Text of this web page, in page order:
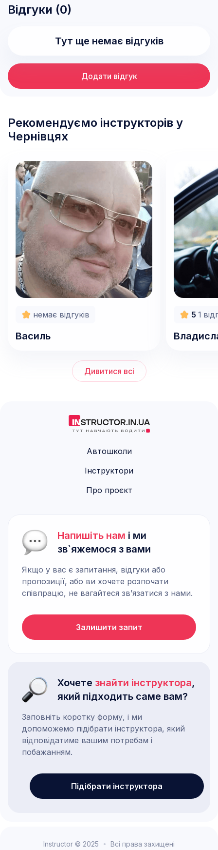
Відгуки (0)
Тут ще немає відгуків
Додати відгук
Рекомендуємо інструкторів у
Чернівцях
немає відгуків
Василь
5 1
Дивитися всі
Автошколи
Інструктори
Про проєкт
Напишіть нам і ми
зв`яжемося з вами
Якщо у вас є запитання, відгуки або
пропозиції, або ви хочете розпочати
співпрацю, не вагайтеся зв’язатися з нами.
Залишити запит
Хочете знайти інструктора,
який підходить саме вам?
Заповніть коротку форму, і ми
допоможемо підібрати інструктора, який
відповідатиме вашим потребам і
побажанням.
Підібрати інструктора
Instructor © 2025 Всі права захищені